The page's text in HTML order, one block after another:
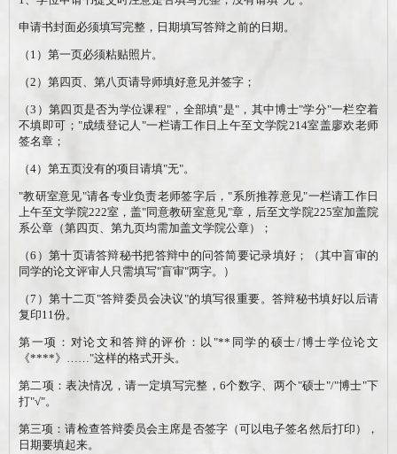
申请书封面必须填写完整，日期填写答辩之前的日期。
（ 1 ）第一页必须粘贴照片。
（2 ）第四页、第八页请导师填好意见并签字；
（3 ）第四页是否为学位课程"，全部填"是" ，其中博士"学分"一栏空着
不填即可； "成绩登记人 "一栏请工作日上午至文学院214室盖廖欢老师
签名章；
（4）第五页没有的项目请填"无"。
"教研室意见"请各专业负责老师签字后，"系所推荐意见"一栏请工作日
上午至文学院222室，盖"同意教研室意见"章，后至文学院225室加盖院
系公章（第四页、第九页均需加盖文学院公章）；
（6 ）第十页请答辩秘书把答辩中的问答简要记录填好；（其中盲审的
同学的论文评审人只需填写"盲审"两字。）
（7 ）第十二页"答辩委员会决议"的填写很重要。答辩秘书填好以后请
复印11份。
第一项：对论文和答辩的评价：以 "** 同学的硕士/博士学位论文
《****》 ……"这样的格式开头。
第二项：表决情况，请一定填写完整，6个数字、两个"硕士"/"博士"下
打"√"。
第三项：请检查答辩委员会主席是否签字（可以电子签名然后打印），
日期要填起来。